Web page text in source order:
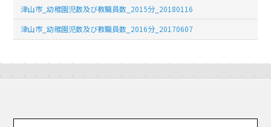
津山市_幼稚園児数及び教職員数_2015分_20180116
津山市_幼稚園児数及び教職員数_2016分_20170607